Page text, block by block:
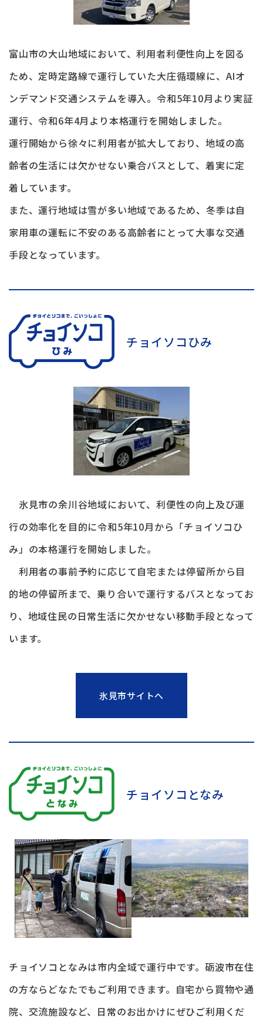
富山市の大山地域において、利用者利便性向上を図る
ため、定時定路線で運行していた大庄循環線に、AIオ
ンデマンド交通システムを導入。令和5年10月より実証
運行、令和6年4月より本格運行を開始しました。
運行開始から徐々に利用者が拡大しており、地域の高
齢者の生活には欠かせない乗合バスとして、着実に定
着しています。
また、運行地域は雪が多い地域であるため、冬季は自
家用車の運転に不安のある高齢者にとって大事な交通
手段となっています。
チョイソコひみ
氷見市の余川谷地域において、利便性の向上及び運
行の効率化を目的に令和5年10月から「チョイソコひ
み」の本格運行を開始しました。
利用者の事前予約に応じて自宅または停留所から目
的地の停留所まで、乗り合いで運行するバスとなってお
り、地域住民の日常生活に欠かせない移動手段となって
います。
氷見市サイトへ
チョイソコとなみ
チョイソコとなみは市内全域で運行中です。砺波市在住
の方ならどなたでもご利用できます。自宅から買物や通
院、交流施設など、日常のお出かけにぜひご利用くだ